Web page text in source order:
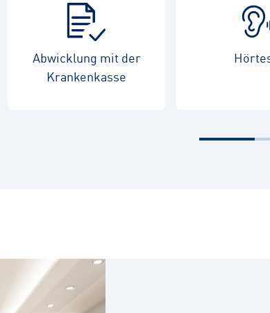
Abwicklung mit der
Krankenkasse